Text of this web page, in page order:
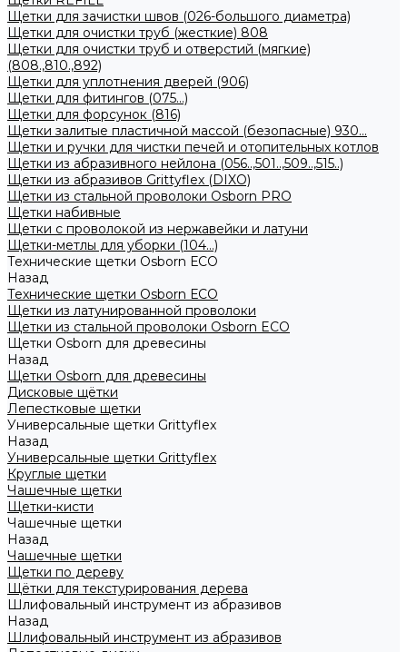
Щетки для зачистки швов (026-большого диаметра)
Щетки для очистки труб (жесткие) 808
Щетки для очистки труб и отверстий (мягкие)
(808.,810.,892)
Щетки для уплотнения дверей (906)
Щетки для фитингов (075...)
Щетки для форсунок (816)
Щетки залитые пластичной массой (безопасные) 930...
Щетки и ручки для чистки печей и отопительных котлов
Щетки из абразивного нейлона (056..,501..,509..,515..)
Щетки из абразивов Grittyflex (DIXO)
Щетки из стальной проволоки Osborn PRO
Щетки набивные
Щетки с проволокой из нержавейки и латуни
Щетки-метлы для уборки (104...)
Технические щетки Osborn ЕСО
Назад
Технические щетки Osborn ЕСО
Щетки из латунированной проволоки
Щетки из стальной проволоки Osborn ECO
Щетки Osborn для древесины
Назад
Щетки Osborn для древесины
Дисковые щётки
Лепестковые щетки
Универсальные щетки Grittyflex
Назад
Универсальные щетки Grittyflex
Круглые щетки
Чашечные щетки
Щетки-кисти
Чашечные щетки
Назад
Чашечные щетки
Щетки по дереву
Щётки для текстурирования дерева
Шлифовальный инструмент из абразивов
Назад
Шлифовальный инструмент из абразивов